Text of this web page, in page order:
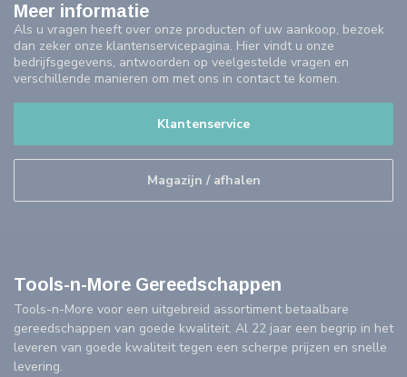
Meer informatie
Als u vragen heeft over onze producten of uw aankoop, bezoek
dan zeker onze klantenservicepagina. Hier vindt u onze
bedrijfsgegevens, antwoorden op veelgestelde vragen en
verschillende manieren om met ons in contact te komen.
Klantenservice
Magazijn / afhalen
Tools-n-More Gereedschappen
Tools-n-More voor een uitgebreid assortiment betaalbare
gereedschappen van goede kwaliteit. Al 22 jaar een begrip in het
leveren van goede kwaliteit tegen een scherpe prijzen en snelle
levering.